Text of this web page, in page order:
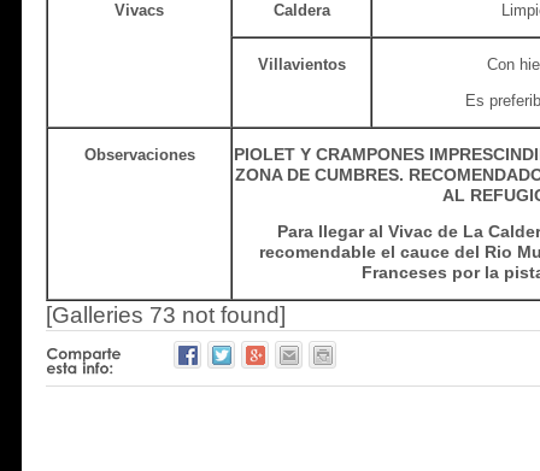
Vivacs Caldera
Villavientos
Con
Es
Observaciones
PIOLET Y CRAMPONES
ZONA DE CUMBRES.
AL
Para llegar al Vivac de La
recomendable el cauce del Rio
Franceses por la
[Galleries 73 not found]